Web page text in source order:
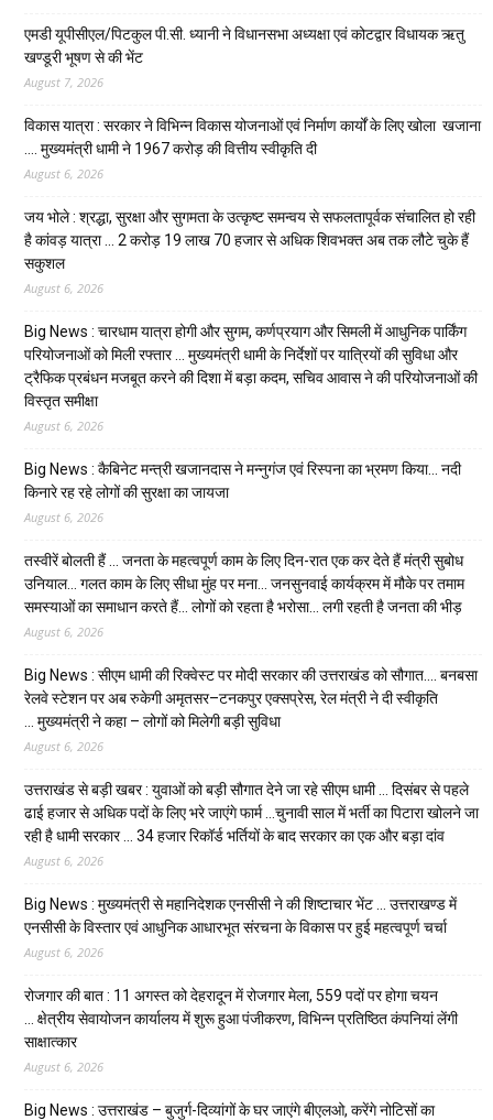
एमडी यूपीसीएल/पिटकुल पी.सी. ध्यानी ने विधानसभा अध्यक्षा एवं कोटद्वार विधायक ऋतु
खण्डूरी भूषण से की भेंट
August 7, 2026
विकास यात्रा : सरकार ने विभिन्न विकास योजनाओं एवं निर्माण कार्यों के लिए खोला खजाना
…. मुख्यमंत्री धामी ने ₹1967 करोड़ की वित्तीय स्वीकृति दी
August 6, 2026
जय भोले : श्रद्धा, सुरक्षा और सुगमता के उत्कृष्ट समन्वय से सफलतापूर्वक संचालित हो रही
है कांवड़ यात्रा … 2 करोड़ 19 लाख 70 हजार से अधिक शिवभक्त अब तक लौटे चुके हैं
सकुशल
August 6, 2026
Big News : चारधाम यात्रा होगी और सुगम, कर्णप्रयाग और सिमली में आधुनिक पार्किंग
परियोजनाओं को मिली रफ्तार … मुख्यमंत्री धामी के निर्देशों पर यात्रियों की सुविधा और
ट्रैफिक प्रबंधन मजबूत करने की दिशा में बड़ा कदम, सचिव आवास ने की परियोजनाओं की
विस्तृत समीक्षा
August 6, 2026
Big News : कैबिनेट मन्त्री खजानदास ने मन्नुगंज एवं रिस्पना का भ्रमण किया… नदी
किनारे रह रहे लोगों की सुरक्षा का जायजा
August 6, 2026
तस्वीरें बोलती हैं … जनता के महत्वपूर्ण काम के लिए दिन-रात एक कर देते हैं मंत्री सुबोध
उनियाल… गलत काम के लिए सीधा मुंह पर मना… जनसुनवाई कार्यक्रम में मौके पर तमाम
समस्याओं का समाधान करते हैं… लोगों को रहता है भरोसा… लगी रहती है जनता की भीड़
August 6, 2026
Big News : सीएम धामी की रिक्वेस्ट पर मोदी सरकार की उत्तराखंड को सौगात…. बनबसा
रेलवे स्टेशन पर अब रुकेगी अमृतसर–टनकपुर एक्सप्रेस, रेल मंत्री ने दी स्वीकृति
… मुख्यमंत्री ने कहा – लोगों को मिलेगी बड़ी सुविधा
August 6, 2026
उत्तराखंड से बड़ी खबर : युवाओं को बड़ी सौगात देने जा रहे सीएम धामी … दिसंबर से पहले
ढाई हजार से अधिक पदों के लिए भरे जाएंगे फार्म …चुनावी साल में भर्ती का पिटारा खोलने जा
रही है धामी सरकार … 34 हजार रिकॉर्ड भर्तियों के बाद सरकार का एक और बड़ा दांव
August 6, 2026
Big News : मुख्यमंत्री से महानिदेशक एनसीसी ने की शिष्टाचार भेंट … उत्तराखण्ड में
एनसीसी के विस्तार एवं आधुनिक आधारभूत संरचना के विकास पर हुई महत्वपूर्ण चर्चा
August 6, 2026
रोजगार की बात : 11 अगस्त को देहरादून में रोजगार मेला, 559 पदों पर होगा चयन
… क्षेत्रीय सेवायोजन कार्यालय में शुरू हुआ पंजीकरण, विभिन्न प्रतिष्ठित कंपनियां लेंगी
साक्षात्कार
August 6, 2026
Big News : उत्तराखंड – बुजुर्ग-दिव्यांगों के घर जाएंगे बीएलओ, करेंगे नोटिसों का